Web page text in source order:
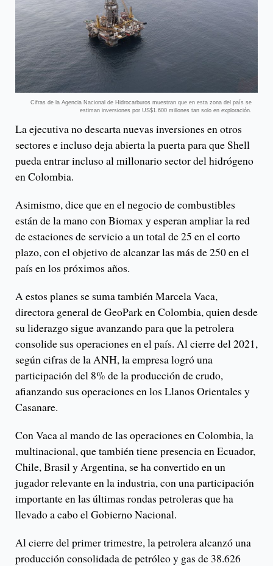
Cifras de la Agencia Nacional de Hidrocarburos muestran que en esta zona del país se
estiman inversiones por US$1.600 millones tan solo en exploración.
La ejecutiva no descarta nuevas inversiones en otros
sectores e incluso deja abierta la puerta para que Shell
pueda entrar incluso al millonario sector del hidrógeno
en Colombia.
Asimismo, dice que en el negocio de combustibles
están de la mano con Biomax y esperan ampliar la red
de estaciones de servicio a un total de 25 en el corto
plazo, con el objetivo de alcanzar las más de 250 en el
país en los próximos años.
A estos planes se suma también Marcela Vaca,
directora general de GeoPark en Colombia, quien desde
su liderazgo sigue avanzando para que la petrolera
consolide sus operaciones en el país. Al cierre del 2021,
según cifras de la ANH, la empresa logró una
participación del 8% de la producción de crudo,
afianzando sus operaciones en los Llanos Orientales y
Casanare.
Con Vaca al mando de las operaciones en Colombia, la
multinacional, que también tiene presencia en Ecuador,
Chile, Brasil y Argentina, se ha convertido en un
jugador relevante en la industria, con una participación
importante en las últimas rondas petroleras que ha
llevado a cabo el Gobierno Nacional.
Al cierre del primer trimestre, la petrolera alcanzó una
producción consolidada de petróleo y gas de 38.626